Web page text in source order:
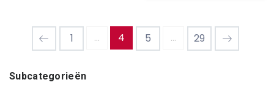
1 ... 4 5 ... 29
Subcategorieën